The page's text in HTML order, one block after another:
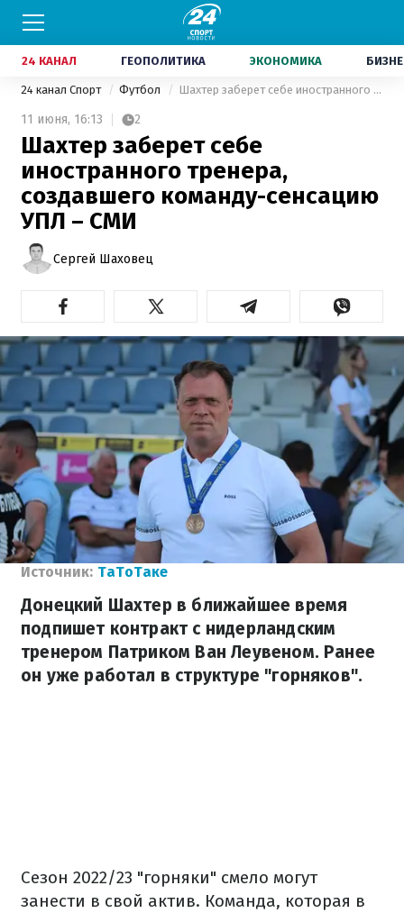
24 КАНАЛ ГЕОПОЛИТИКА ЭКОНОМИКА
24 канал Спорт Футбол Шахтер заберет себе иностранного тренера, создавшего команду-сенсацию УПЛ – СМИ
11 июня, 16:13 2
Шахтер заберет себе
иностранного тренера,
создавшего команду-сенсацию
УПЛ – СМИ
Сергей Шаховец
Источник: ТаТоТаке
Донецкий Шахтер в ближайшее время
подпишет контракт с нидерландским
тренером Патриком Ван Леувеном. Ранее
он уже работал в структуре "горняков".
Сезон 2022/23 "горняки" смело могут
занести в свой актив. Команда, которая в